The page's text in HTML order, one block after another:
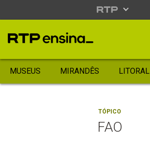
MUSEUS MIRANDÊS LITORAL
TÓPICO
FAO